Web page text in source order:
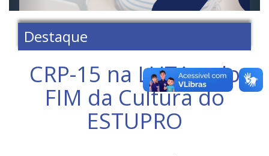
Destaque
CRP-15 na LUTA pelo
‪‎FIM‬ da ‪‎Cultura‬ do
‪ESTUPRO‬